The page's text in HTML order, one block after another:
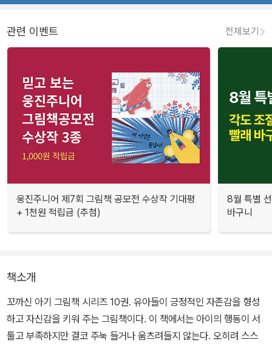
관련 이벤트 전체보기
웅진주니어 제7회 그림책 공모전 수상작 기대평
+ 1천원 적립금 (추첨)
8월 특별
바구니
책소개
꼬까신 아기 그림책 시리즈 10권. 유아들이 긍정적인 자존감을 형성
하고 자신감을 키워 주는 그림책이다. 이 책에서는 아이의 행동이 서
툴고 부족하지만 결코 주눅 들거나 움츠려들지 않는다. 오히려 스스